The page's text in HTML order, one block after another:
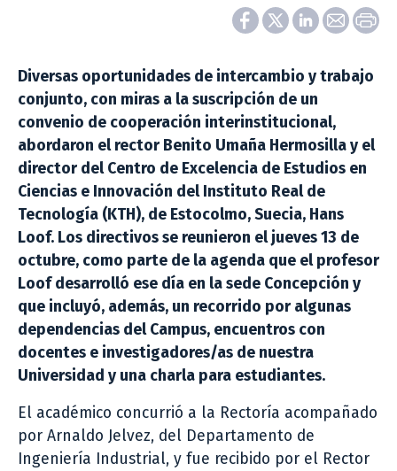
Diversas oportunidades de intercambio y trabajo
conjunto, con miras a la suscripción de un
convenio de cooperación interinstitucional,
abordaron el rector Benito Umaña Hermosilla y el
director del Centro de Excelencia de Estudios en
Ciencias e Innovación del Instituto Real de
Tecnología (KTH), de Estocolmo, Suecia, Hans
Loof. Los directivos se reunieron el jueves 13 de
octubre, como parte de la agenda que el profesor
Loof desarrolló ese día en la sede Concepción y
que incluyó, además, un recorrido por algunas
dependencias del Campus, encuentros con
docentes e investigadores/as de nuestra
Universidad y una charla para estudiantes.
El académico concurrió a la Rectoría acompañado
por Arnaldo Jelvez, del Departamento de
Ingeniería Industrial, y fue recibido por el Rector